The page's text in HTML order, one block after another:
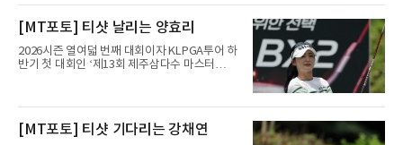
오버파 78타로 공동 115위에 머물러 컷 탈락이
서 선두권으로 올라섰다.통산 20승의 박민지는
7일 제주 서귀포시 테디밸리 골프앤리조트(파
72)에서 열린 2라운드에서 버디 8개와 보기 1개
를 묶어 7언더파 65타를 쳤다. 1라운드에서 71
타로 공동 30위에 머물렀던 그는 8언더파 136타
박민지는 이번 대회에서 우승하면 KLPGA 통산
[MT포토] 티샷 날리는 양효리
2026시즌 열여덟 번째 대회이자 KLPGA투어 하
반기 첫 대회인 ‘제13회 제주삼다수 마스터
트(파72/6,767야드)에서 열리고 있다.7일 현재
홀에서 경기하고 있다.
[MT포토] 티샷 기다리는 강채연